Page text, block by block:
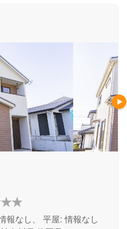
報なし、 平屋: 情報なし